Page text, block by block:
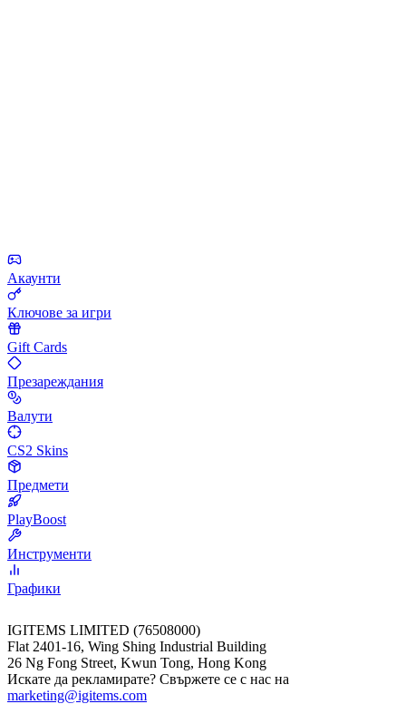
Акаунти
Ключове за игри
Gift Cards
Презареждания
Валути
CS2 Skins
Предмети
PlayBoost
Инструменти
Графики
IGITEMS LIMITED (76508000)
Flat 2401-16, Wing Shing Industrial Building
26 Ng Fong Street, Kwun Tong, Hong Kong
Искате да рекламирате? Свържете се с нас на
marketing@igitems.com